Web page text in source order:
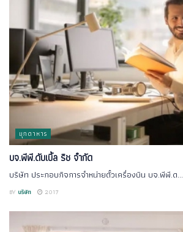
มุกดาหาร
บจ.พีพี.ดับเบิ้ล ริช จำกัด
บริษัท ประกอบกิจการจำหน่ายตั๋วเครื่องบิน บจ.พีพี.ด...
BY บริษัท 2017